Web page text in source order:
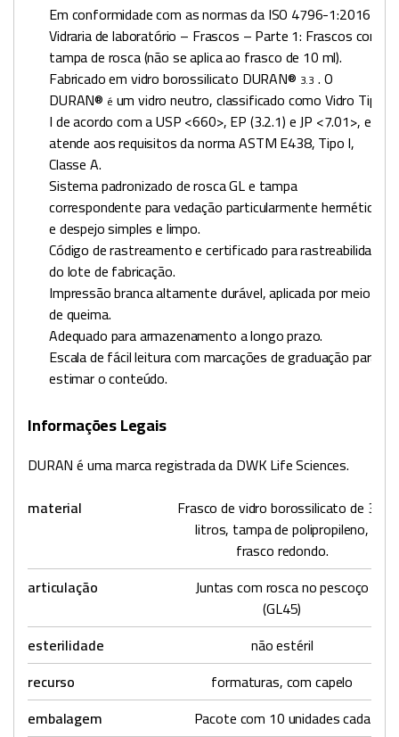
Em conformidade com as normas da ISO 4796-1:2016
Vidraria de laboratório – Frascos – Parte 1: Frascos com
tampa de rosca (não se aplica ao frasco de 10 ml).
Fabricado em vidro borossilicato DURAN® 3.3 . O
DURAN® é um vidro neutro, classificado como Vidro Tipo
I de acordo com a USP <660>, EP (3.2.1) e JP <7.01>, e
atende aos requisitos da norma ASTM E438, Tipo I,
Classe A.
Sistema padronizado de rosca GL e tampa
correspondente para vedação particularmente hermética
e despejo simples e limpo.
Código de rastreamento e certificado para rastreabilidade
do lote de fabricação.
Impressão branca altamente durável, aplicada por meio
de queima.
Adequado para armazenamento a longo prazo.
Escala de fácil leitura com marcações de graduação para
estimar o conteúdo.
Informações Legais
DURAN é uma marca registrada da DWK Life Sciences.
material
Frasco de vidro borossilicato de 3,3
litros, tampa de polipropileno,
frasco redondo.
articulação
Juntas com rosca no pescoço
(GL45)
esterilidade
não estéril
recurso
formaturas, com capelo
embalagem
Pacote com 10 unidades cada